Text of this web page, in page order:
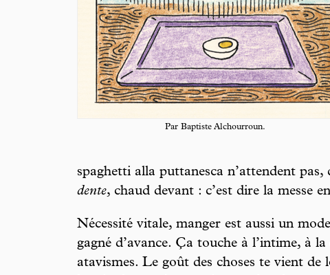
Par Baptiste Alchourroun.
spaghetti alla puttanesca n’attendent pas,
dente, chaud devant : c’est dire la messe
Nécessité vitale, manger est aussi un
gagné d’avance. Ça touche à l’intime, à
atavismes. Le goût des choses te vient